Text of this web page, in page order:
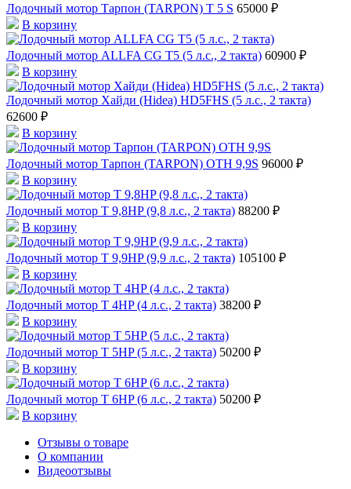
Лодочный мотор Тарпон (TARPON) T 5 S 65000 ₽
В корзину
Лодочный мотор ALLFA CG T5 (5 л.с., 2 такта) 60900 ₽
В корзину
Лодочный мотор Хайди (Hidea) HD5FHS (5 л.с., 2 такта)
62600 ₽
В корзину
Лодочный мотор Тарпон (TARPON) OTH 9,9S 96000 ₽
В корзину
Лодочный мотор T 9,8HP (9,8 л.с., 2 такта) 88200 ₽
В корзину
Лодочный мотор T 9,9HP (9,9 л.с., 2 такта) 105100 ₽
В корзину
Лодочный мотор T 4HP (4 л.с., 2 такта) 38200 ₽
В корзину
Лодочный мотор T 5HP (5 л.с., 2 такта) 50200 ₽
В корзину
Лодочный мотор T 6HP (6 л.с., 2 такта) 50200 ₽
В корзину
Отзывы о товаре
О компании
Видеоотзывы